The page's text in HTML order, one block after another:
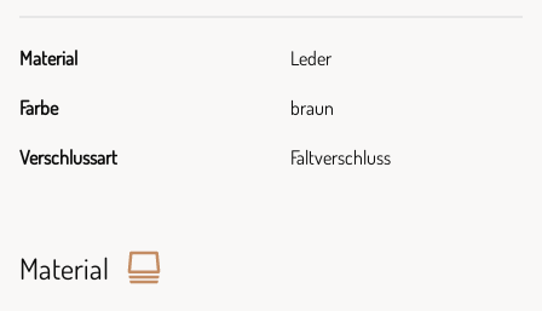
Material Leder
Farbe braun
Verschlussart Faltverschluss
Material